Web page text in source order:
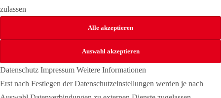
zulassen
Datenschutz Impressum Weitere Informationen
Erst nach Festlegen der Datenschutzeinstellungen werden je nach